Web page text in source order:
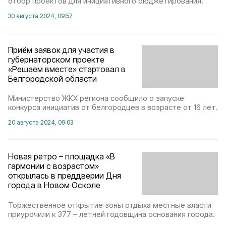
30 августа 2024, 09:57
Приём заявок для участия в
губернаторском проекте
«Решаем вместе» стартовал в
Белгородской области
Министерство ЖКХ региона сообщило о запуске
конкурса инициатив от белгородцев в возрасте от 16 лет.
20 августа 2024, 09:03
Новая ретро – площадка «В
гармонии с возрастом»
открылась в преддверии Дня
города в Новом Осколе
Торжественное открытие зоны отдыха местные власти
приурочили к 377 – летней годовщина основания города.